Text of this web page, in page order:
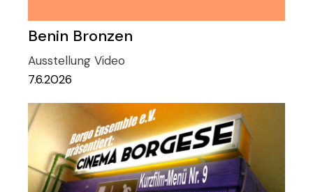
Benin Bronzen
AusstellungVideo
7.6.2026